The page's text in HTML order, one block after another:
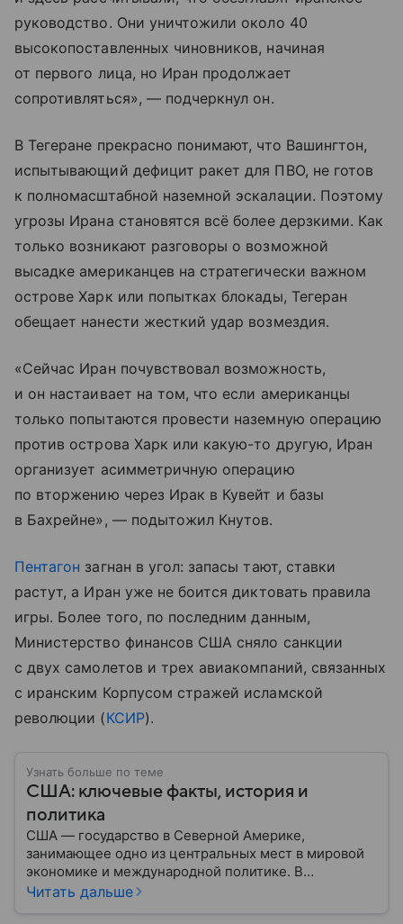
руководство. Они уничтожили около 40
высокопоставленных чиновников, начиная
от первого лица, но Иран продолжает
сопротивляться», — подчеркнул он.
В Тегеране прекрасно понимают, что Вашингтон,
испытывающий дефицит ракет для ПВО, не готов
к полномасштабной наземной эскалации. Поэтому
угрозы Ирана становятся всё более дерзкими. Как
только возникают разговоры о возможной
высадке американцев на стратегически важном
острове Харк или попытках блокады, Тегеран
обещает нанести жесткий удар возмездия.
«Сейчас Иран почувствовал возможность,
и он настаивает на том, что если американцы
только попытаются провести наземную операцию
против острова Харк или какую-то другую, Иран
организует асимметричную операцию
по вторжению через Ирак в Кувейт и базы
в Бахрейне», — подытожил Кнутов.
Пентагон загнан в угол: запасы тают, ставки
растут, а Иран уже не боится диктовать правила
игры. Более того, по последним данным,
Министерство финансов США сняло санкции
с двух самолетов и трех авиакомпаний, связанных
с иранским Корпусом стражей исламской
революции (КСИР).
Узнать больше по теме
США: ключевые факты, история и
политика
США — государство в Северной Америке,
занимающее одно из центральных мест в мировой
экономике и международной политике. В
материале — основные сведения об этой стране.
Читать дальше